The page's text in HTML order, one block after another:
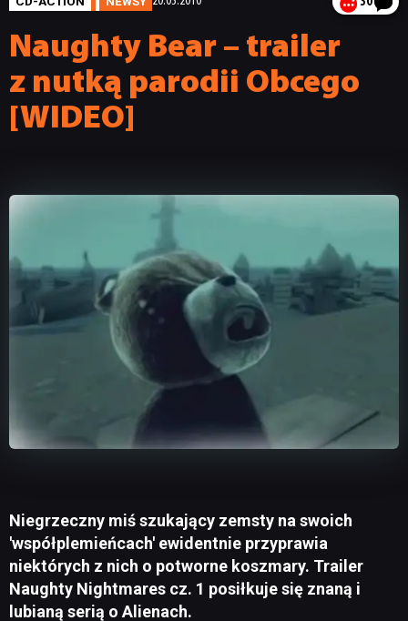
Naughty Bear – trailer
z nutką parodii Obcego
[WIDEO]
Niegrzeczny miś szukający zemsty na swoich
'współplemieńcach' ewidentnie przyprawia
niektórych z nich o potworne koszmary. Trailer
Naughty Nightmares cz. 1 posiłkuje się znaną i
lubianą serią o Alienach.